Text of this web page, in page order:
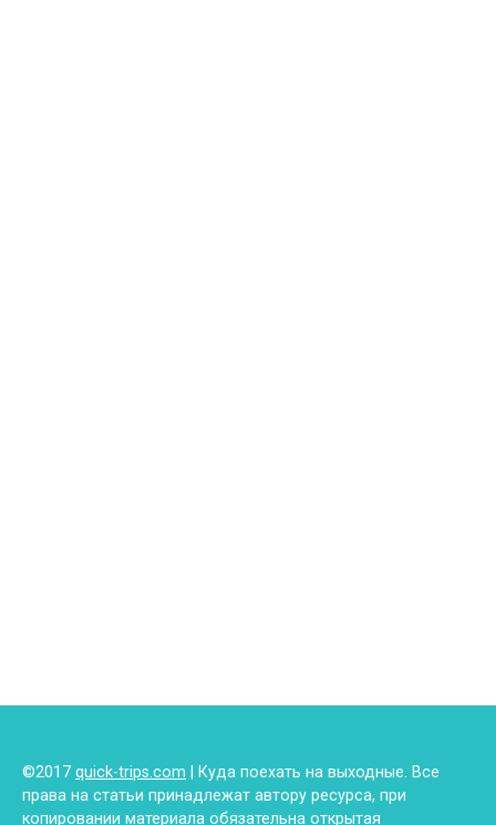
©2017 quick-trips.com | Куда поехать на выходные. Все
права на статьи принадлежат автору ресурса, при
копировании материала обязательна открытая